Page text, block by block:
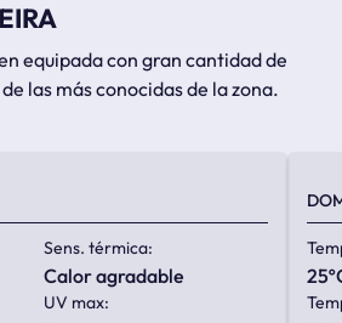
equipada con gran cantidad de
las más conocidas de la zona.
Sens. térmica:
calor agradable
UV max: